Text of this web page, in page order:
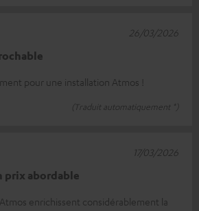
pour une installation Atmos !
(Traduit automatiquement *)
26/03/2026
prix abordable
enrichissent considérablement la
17/03/2026